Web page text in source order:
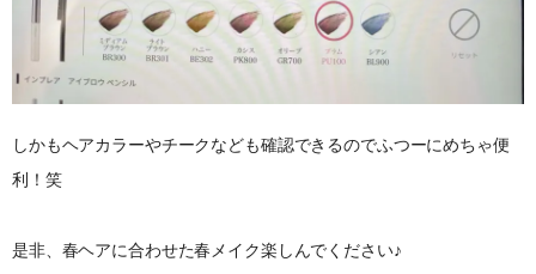
しかもヘアカラーやチークなども確認できるのでふつーにめちゃ便
利！笑
是非、春ヘアに合わせた春メイク楽しんでください♪